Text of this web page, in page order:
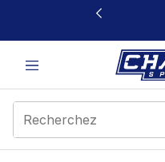
Ce lien s’ouvrira dans